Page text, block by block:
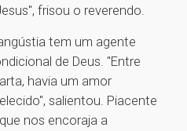
frisou o reverendo.
tem um agente
de Deus. "Entre
havia um amor
salientou. Piacente
nos encoraja a